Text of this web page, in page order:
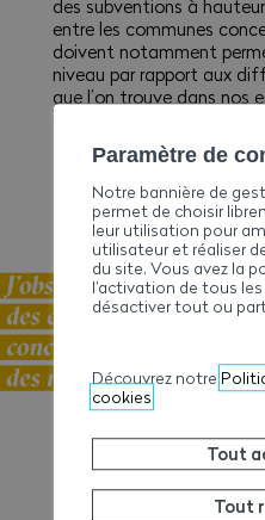
des subventions à
entre les communes
doivent notamment
niveau par rapport aux
que l’on trouve dans nos
traiter.Paramètre de
Notre bannière de
permet de choisir
leur utilisation pour
utilisateur et réaliser
du site. Vous avez la
l’activation de tous
désactiver tout ou
Découvrez notre
cookies
Tout
Tout